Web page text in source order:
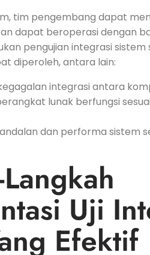
tim pengembang dapat
dapat⁢ beroperasi‌ dengan⁢
pengujian integrasi
​diperoleh, antara lain:
integrasi⁤ antara
lunak⁤ berfungsi
dan performa⁣ sistem⁢
Uji
⁤Efektif